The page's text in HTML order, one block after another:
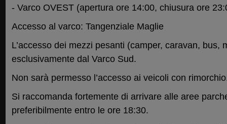
- Varco OVEST (apertura ore 14:00, chiusura ore
Accesso al varco: Tangenziale Maglie
L’accesso dei mezzi pesanti (camper, caravan, bus,
esclusivamente dal Varco Sud.
Non sarà permesso l’accesso ai veicoli con
Si raccomanda fortemente di arrivare alle aree
preferibilmente entro le ore 18:30.